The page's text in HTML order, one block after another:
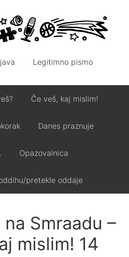
Legitimno pismo
Če veš, kaj mislim!
Danes praznuje
Opazovalnica
pretekle oddaje
Smraadu –
mislim! 14